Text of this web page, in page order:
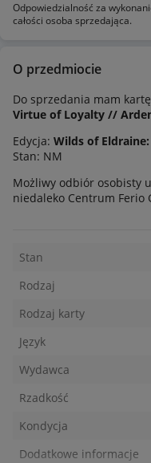
Odpowiedzialność za
całości osoba sprzedająca.
O przedmiocie
Do sprzedania mam
Virtue of Loyalty //
Edycja: Wilds of
Stan: NM
Możliwy odbiór osobisty
niedaleko Centrum Ferio
Stan
Rodzaj
Rodzaj karty
Język
Wydawca
Rzadkość
Kondycja
Dodatkowe informacje